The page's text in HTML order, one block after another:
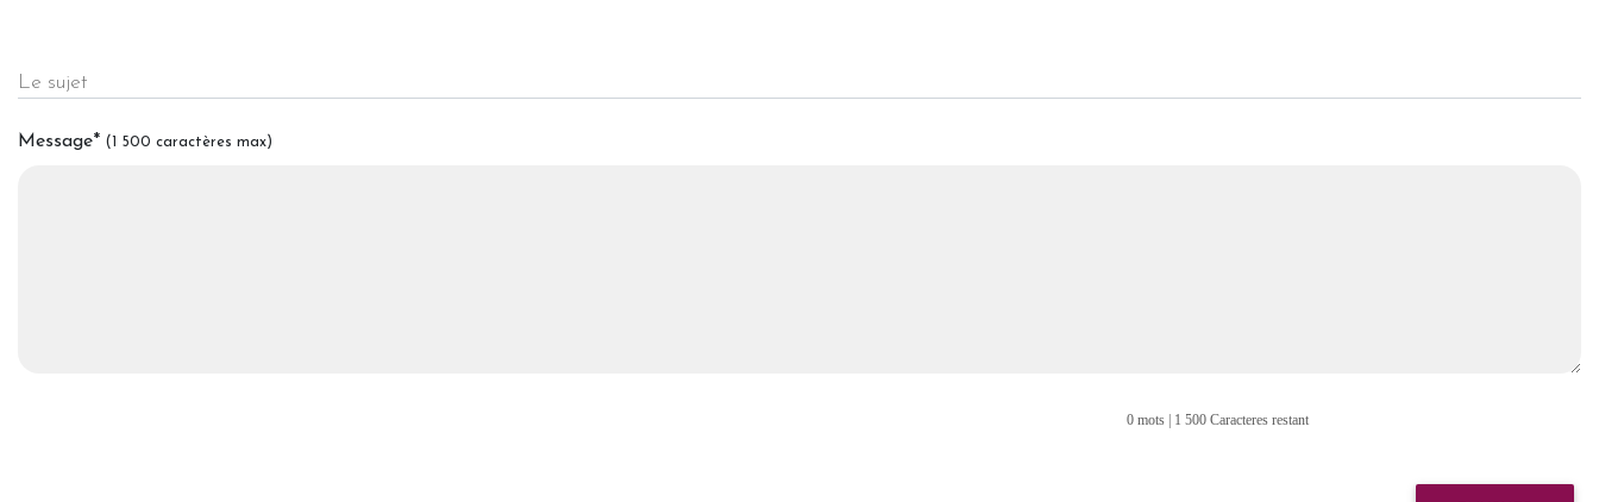
Le sujet
Message* (1 500 caractères max)
0 mots | 1 500 Caracteres restant